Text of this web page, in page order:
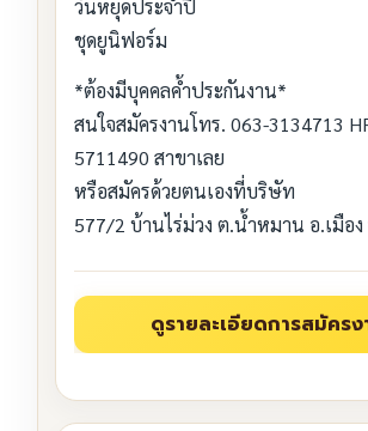
วันหยุดประจำปี
ชุดยูนิฟอร์ม
*ต้องมีบุคคลค้ำประกันงาน*
สนใจสมัครงานโทร. 063-3134713
5711490 สาขาเลย
หรือสมัครด้วยตนเองที่บริษัท
577/2 บ้านไร่ม่วง ต.น้ำหมาน อ.เมือง